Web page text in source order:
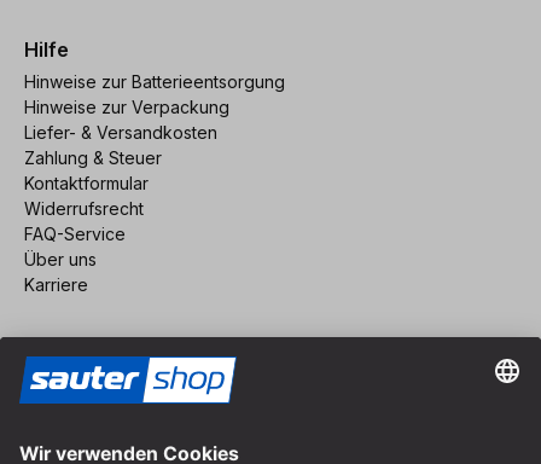
Hilfe
Hinweise zur Batterieentsorgung
Hinweise zur Verpackung
Liefer- & Versandkosten
Zahlung & Steuer
Kontaktformular
Widerrufsrecht
FAQ-Service
Über uns
Karriere